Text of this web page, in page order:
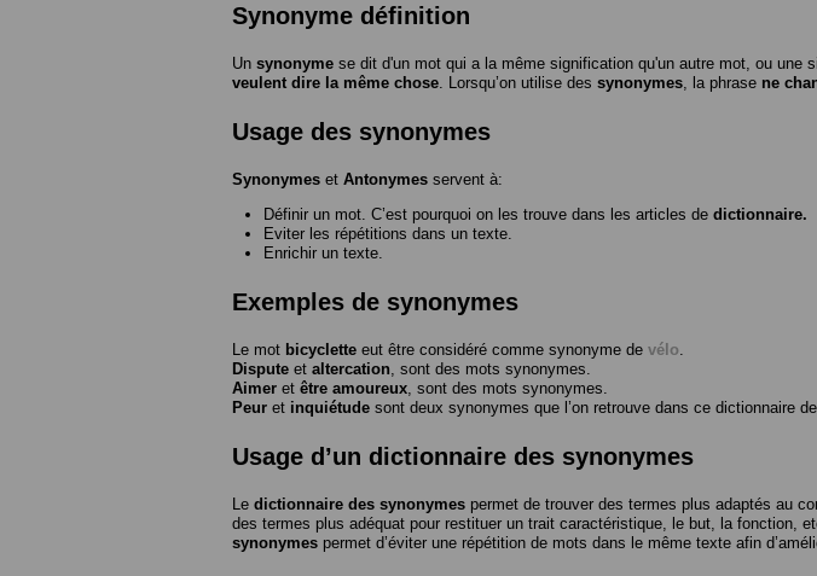
Synonyme définition
Un synonyme se dit d'un mot qui a la même signification qu'un autre mot, ou une
veulent dire la même chose . Lorsqu’on utilise des synonymes , la phrase ne
Usage des synonymes
Synonymes et Antonymes servent à:
Définir un mot. C’est pourquoi on les trouve dans les articles de dictionnaire.
Eviter les répétitions dans un texte.
Enrichir un texte.
Exemples de synonymes
Le mot bicyclette eut être considéré comme synonyme de vélo
Dispute et altercation , sont des mots synonymes.
Aimer et être amoureux , sont des mots synonymes.
Peur et inquiétude sont deux synonymes que l’on retrouve dans ce dictionnaire
Usage d’un dictionnaire des synonymes
Le dictionnaire des synonymes permet de trouver des termes plus adaptés au
des termes plus adéquat pour restituer un trait caractéristique, le but, la fonction,
synonymes permet d’éviter une répétition de mots dans le même texte afin